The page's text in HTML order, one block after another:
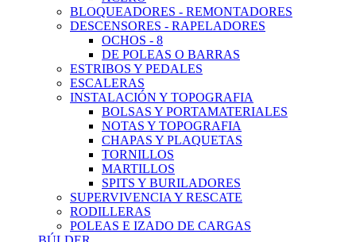
BLOQUEADORES - REMONTADORES
DESCENSORES - RAPELADORES
OCHOS - 8
DE POLEAS O BARRAS
ESTRIBOS Y PEDALES
ESCALERAS
INSTALACIÓN Y TOPOGRAFIA
BOLSAS Y PORTAMATERIALES
NOTAS Y TOPOGRAFIA
CHAPAS Y PLAQUETAS
TORNILLOS
MARTILLOS
SPITS Y BURILADORES
SUPERVIVENCIA Y RESCATE
RODILLERAS
POLEAS E IZADO DE CARGAS